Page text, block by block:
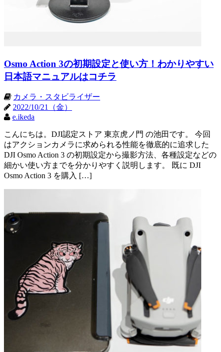
Osmo Action 3の初期設定と使い方！わかりやすい
日本語マニュアルはコチラ
カメラ・スタビライザー
2022/10/21（金）
e.ikeda
こんにちは。DJI認定ストア 東京虎ノ門 の池田です。 今回
はアクションカメラに求められる性能を徹底的に追求した
DJI Osmo Action 3 の初期設定から撮影方法、各種設定などの
細かい使い方までを分かりやすく説明します。 既に DJI
Osmo Action 3 を購入 […]